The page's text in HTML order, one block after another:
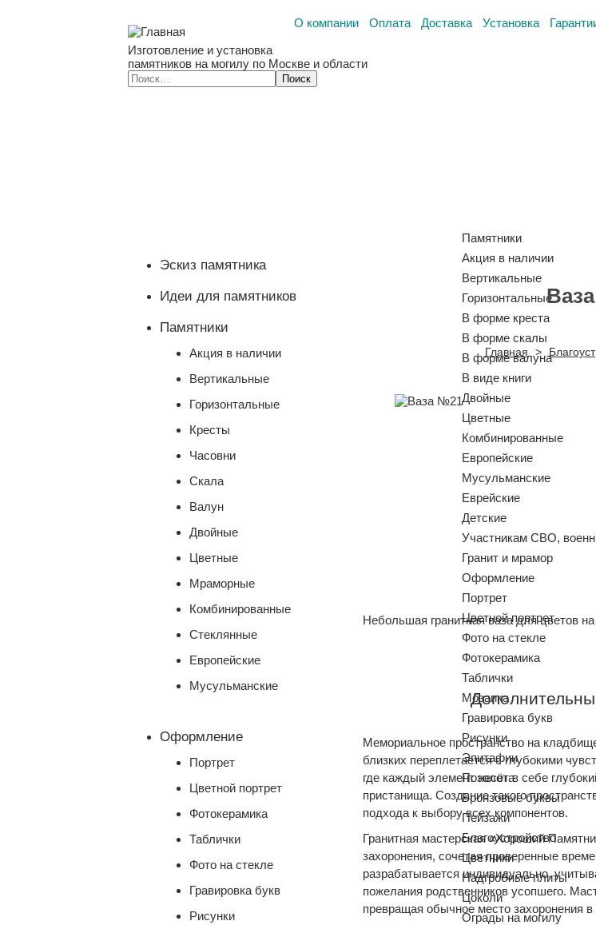
О компании Оплата Доставка Установка
Изготовление и установка
памятников на могилу по Москве и области
Памятники
Акция в наличии
Вертикальные
Горизонтальные
В форме креста
В форме скалы
В форме валуна
В виде книги
Двойные
Цветные
Комбинированные
Европейские
Мусульманские
Еврейские
Детские
Участникам СВО,
Гранит и мрамор
Оформление
Портрет
Цветной портрет
Фото на стекле
Фотокерамика
Таблички
Мозаика
Гравировка букв
Рисунки
Эпитафии
Позолота
Бронзовые буквы
Пейзажи
Благоустройство
Цветники
Надгробные плиты
Цоколи
Ограды на могилу
Эскиз памятника
Идеи для памятников
Памятники
Акция в наличии
Вертикальные
Горизонтальные
Кресты
Часовни
Скала
Валун
Двойные
Цветные
Мраморные
Комбинированные
Стеклянные
Европейские
Мусульманские
Оформление
Портрет
Цветной портрет
Фотокерамика
Таблички
Фото на стекле
Гравировка букв
Рисунки
Главная >
Небольшая гранитная ваза для цветов
Мемориальное пространство на
близких переплетается с глубокими
где каждый элемент несёт в себе
пристанища. Создание такого
подхода к выбору всех компонентов.
Гранитная мастерская «Хороший
захоронения, сочетая проверенные
разрабатывается индивидуально,
пожелания родственников усопшего.
превращая обычное место захоронения